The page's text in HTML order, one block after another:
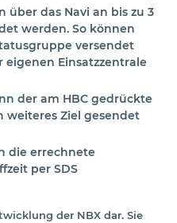
über das Navi an bis zu 3
werden. So können
versendet
eigenen Einsatzzentrale
der am HBC gedrückte
weiteres Ziel gesendet
die errechnete
per SDS
der NBX dar. Sie